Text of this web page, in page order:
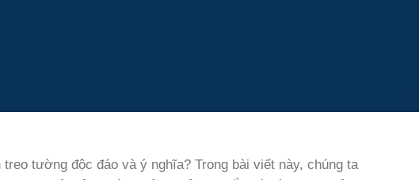
tường độc đáo và ý nghĩa? Trong bài viết này, chúng ta